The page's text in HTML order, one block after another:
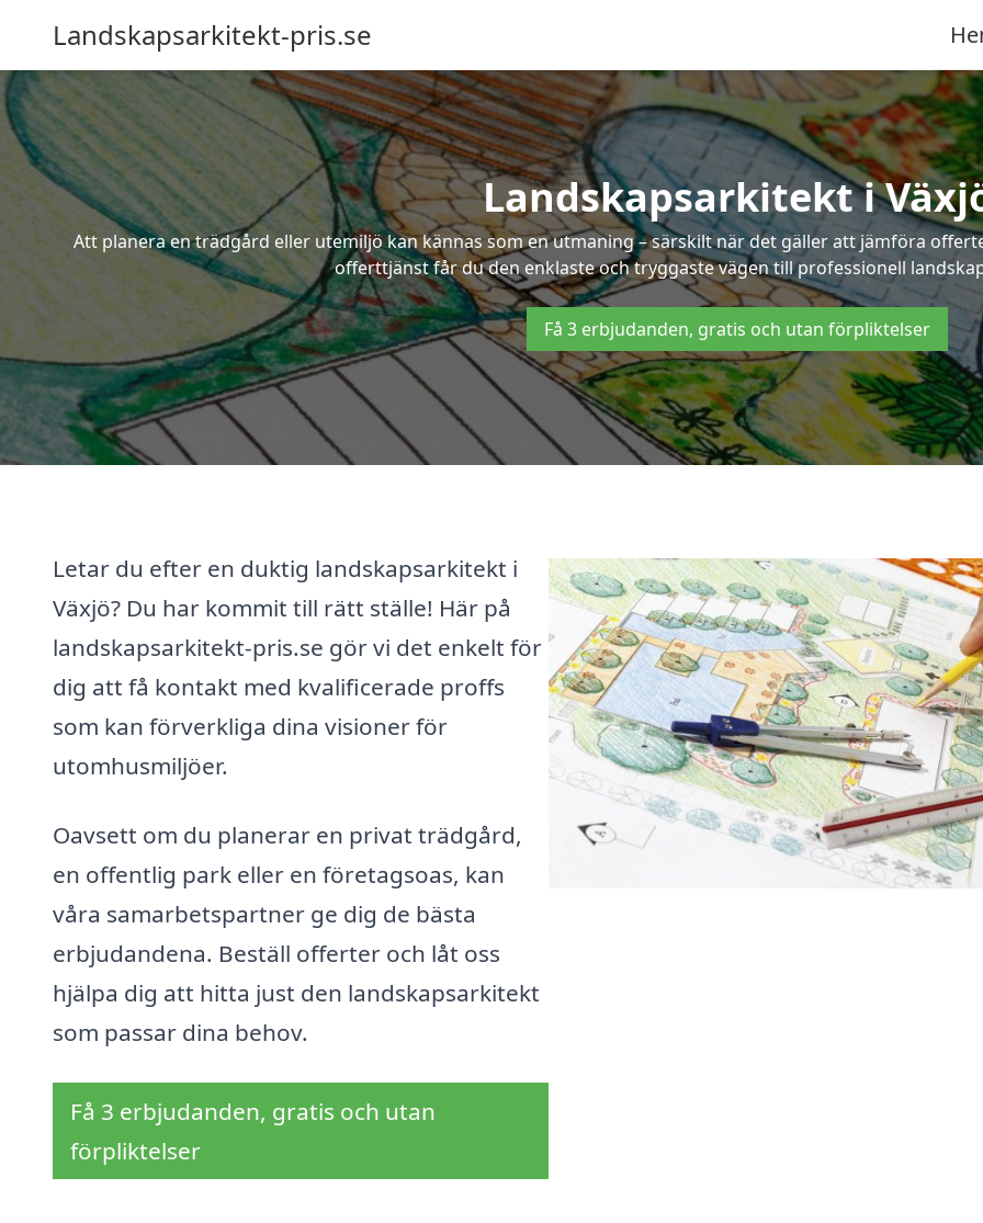
Landskapsarkitekt-pris.se
Landskapsarkitekt i
Att planera en trädgård eller utemiljö kan kännas som en utmaning – särskilt när det gäller att jämföra
offerttjänst får du den enklaste och tryggaste vägen till professionell
Få 3 erbjudanden, gratis och utan förpliktelser
Letar du efter en duktig landskapsarkitekt i
Växjö? Du har kommit till rätt ställe! Här på
landskapsarkitekt-pris.se gör vi det enkelt för
dig att få kontakt med kvalificerade proffs
som kan förverkliga dina visioner för
utomhusmiljöer.
Oavsett om du planerar en privat trädgård,
en offentlig park eller en företagsoas, kan
våra samarbetspartner ge dig de bästa
erbjudandena. Beställ offerter och låt oss
hjälpa dig att hitta just den landskapsarkitekt
som passar dina behov.
Få 3 erbjudanden, gratis och utan
förpliktelser